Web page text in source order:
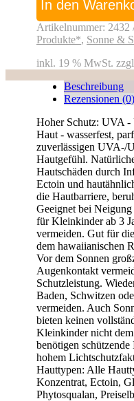
50
Menge
In den
Artikelnummer: 2432
Produkte*, Sonne &
inkl. 19 % MwSt.
Beschreibung
Rezensionen (0)
Hoher Schutz: UVA
Haut - wasserfest,
zuverlässigen UVA-/
Hautgefühl.
Hautschäden durch
Ectoin und
die Hautbarriere,
Geeignet bei
für Kleinkinder ab 3
vermeiden. Gut für
dem hawaiianischen
Vor dem Sonnen
Augenkontakt
Schutzleistung.
Baden, Schwitzen
vermeiden. Auch
bieten keinen
Kleinkinder nicht
benötigen
hohem
Hauttypen: Alle
Konzentrat, Ectoin,
Phytosqualan,